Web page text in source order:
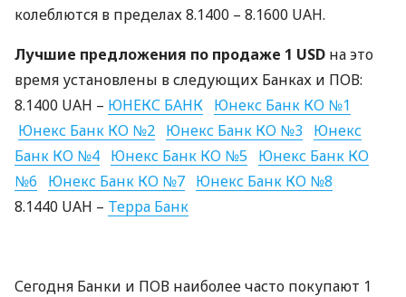
колеблются в пределах 8.1400 – 8.1600 UAH.
Лучшие предложения по продаже 1 USD на это
время установлены в следующих Банках и ПОВ:
8.1400 UAH – ЮНЕКС БАНК Юнекс Банк КО №1
Юнекс Банк КО №2 Юнекс Банк КО №3
Юнекс
Банк КО №4 Юнекс Банк КО №5 Юнекс Банк КО
№6
Юнекс Банк КО №7 Юнекс Банк КО №8
8.1440 UAH – Терра Банк
Сегодня Банки и ПОВ наиболее часто покупают 1